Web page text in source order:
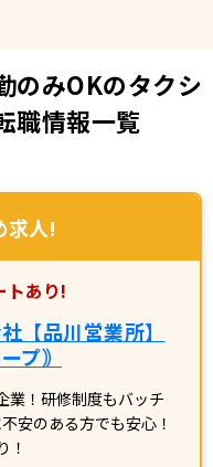
のみOKのタクシ
職情報一覧
求人!
トあり!
【品川営業所】
プ｠
業！研修制度もバッチ
安のある方でも安心！
！